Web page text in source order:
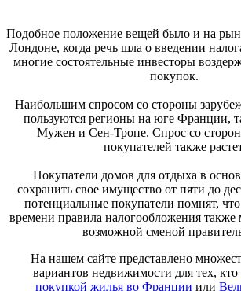
Подобное положение вещей было и на
Лондоне, когда речь шла о введении
многие состоятельные инвесторы
покупок.
Наибольшим спросом со стороны
пользуются регионы на юге Франции,
Мужен и Сен-Тропе. Спрос со
покупателей также
Покупатели домов для отдыха в
сохранить свое имущество от пяти до
потенциальные покупатели помнят, что
времени правила налогообложения также
возможной сменой
На нашем сайте представлено
вариантов недвижимости для тех, кто
покупкой жилья во Франции или